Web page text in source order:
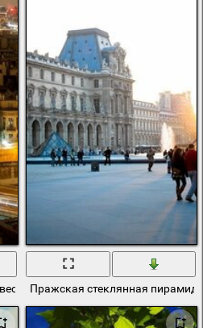
Пражская стеклянная